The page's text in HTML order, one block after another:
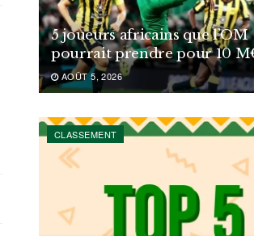
5 joueurs africains que l’OM
pourrait prendre pour 10
AOÛT 5, 2026
CLASSEMENT